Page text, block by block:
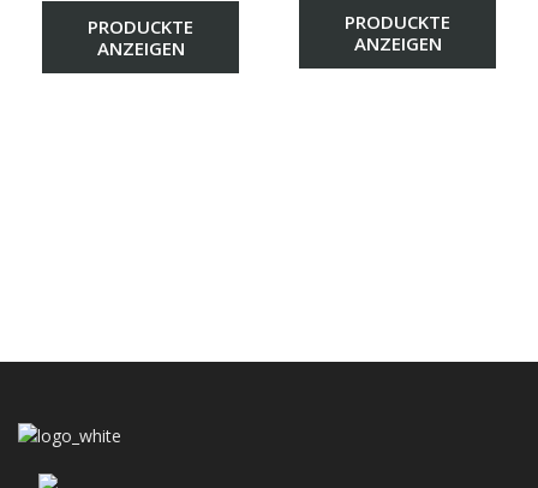
PRODUCKTE
ANZEIGEN
PRODUCKTE
ANZEIGEN